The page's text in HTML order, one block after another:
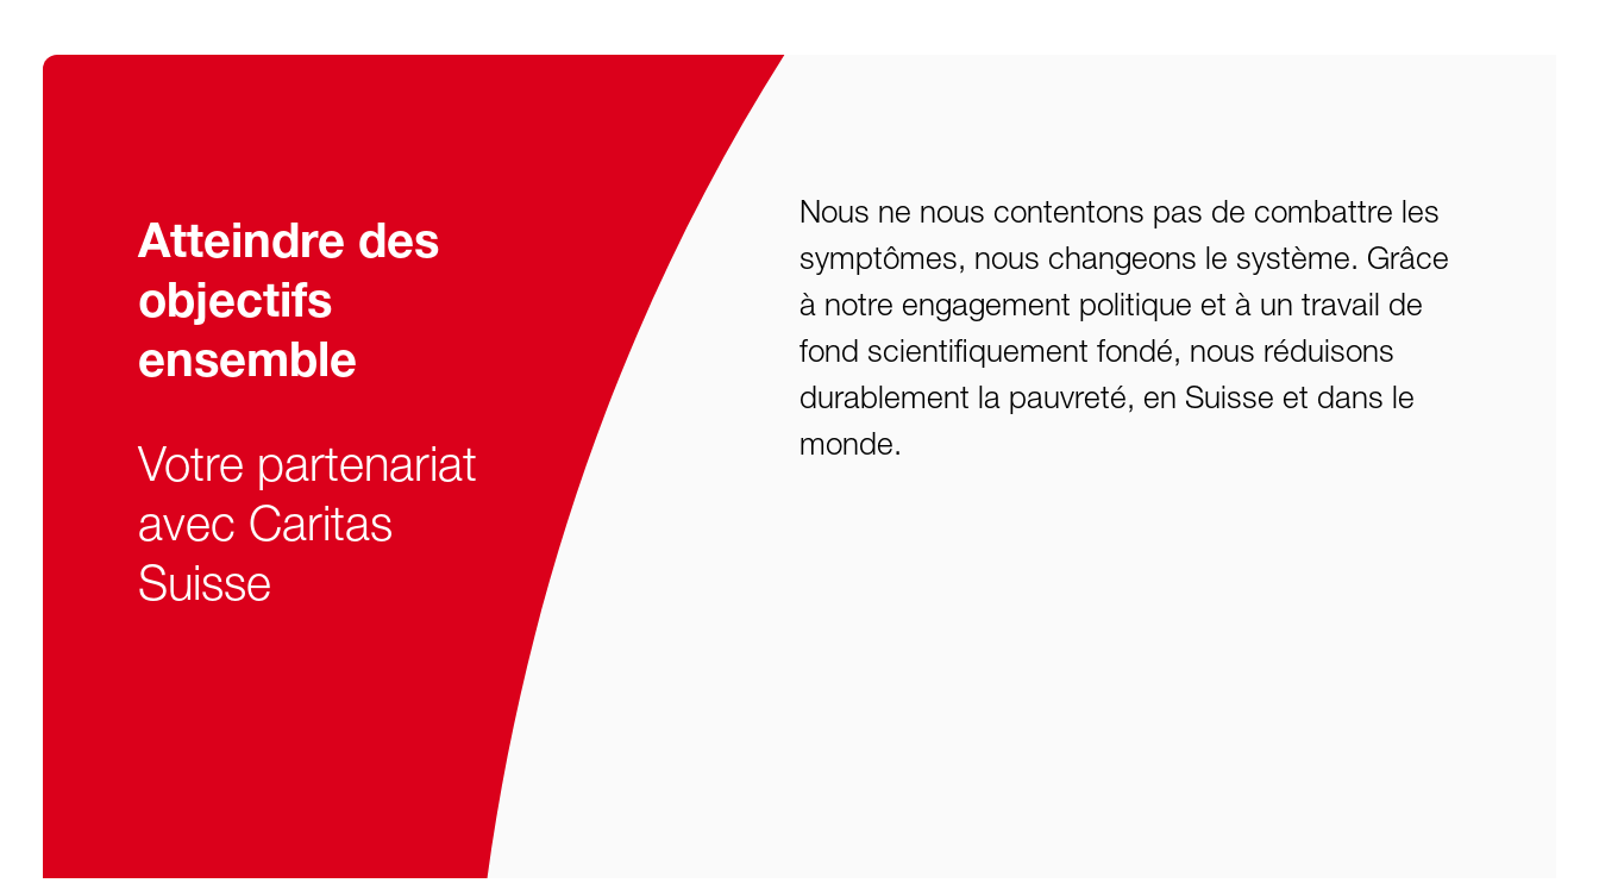
Atteindre des
objectifs
ensemble
Votre partenariat
avec Caritas
Suisse
Nous ne nous contentons pas de combattre les
symptômes, nous changeons le système. Grâce
à notre engagement politique et à un travail de
fond scientifiquement fondé, nous réduisons
durablement la pauvreté, en Suisse et dans le
monde.